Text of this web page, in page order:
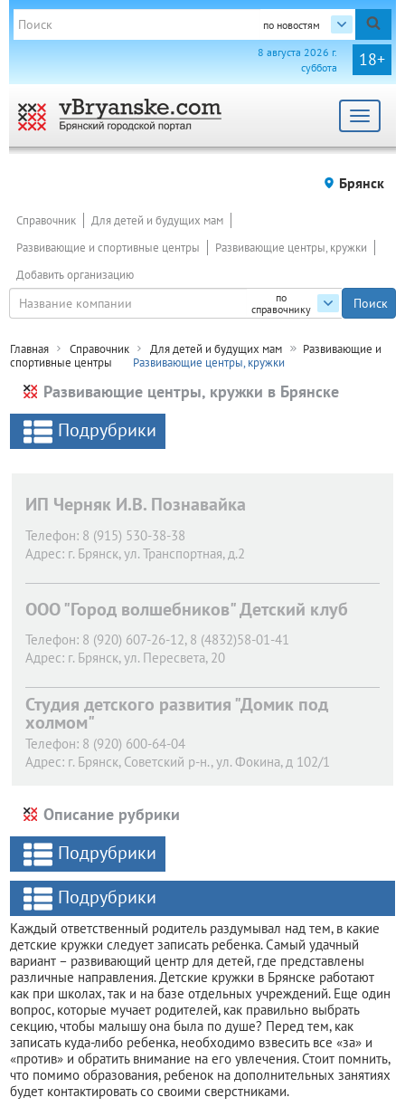
по новостям
18+
8 августа 2026 г.
суббота
Toggle
Брянск
по
справочнику
Справочник
Для детей и будущих мам
Развивающие и спортивные центры
Развивающие центры, кружки
Добавить организацию
Главная Справочник Для детей и будущих мам
Развивающие и
спортивные центры
Развивающие центры, кружки
Развивающие центры, кружки в Брянске
Подрубрики
ИП Черняк И.В. Познавайка
Телефон: 8 (915) 530-38-38
Адрес: г. Брянск, ул. Транспортная, д.2
ООО "Город волшебников" Детский клуб
Телефон: 8 (920) 607-26-12, 8 (4832)58-01-41
Адрес: г. Брянск, ул. Пересвета, 20
Студия детского развития "Домик под
холмом"
Телефон: 8 (920) 600-64-04
Адрес: г. Брянск, Советский р-н., ул. Фокина, д 102/1
Описание рубрики
Подрубрики
Подрубрики
Каждый ответственный родитель раздумывал над тем, в какие
детские кружки следует записать ребенка. Самый удачный
вариант – развивающий центр для детей, где представлены
различные направления. Детские кружки в Брянске работают
как при школах, так и на базе отдельных учреждений. Еще один
вопрос, которые мучает родителей, как правильно выбрать
секцию, чтобы малышу она была по душе? Перед тем, как
записать куда-либо ребенка, необходимо взвесить все «за» и
«против» и обратить внимание на его увлечения. Стоит помнить,
что помимо образования, ребенок на дополнительных занятиях
будет контактировать со своими сверстниками.